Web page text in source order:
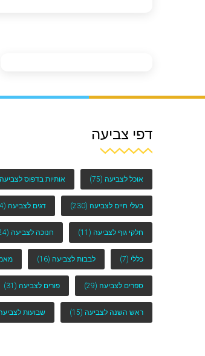
דפי צביעה
אוכל לצביעה (75) אותיות בדפוס לצביעה
בעלי חיים לצביעה (230) דגים לצביעה (14)
חלקי גוף לצביעה (11) חנוכה לצביעה (24)
כללי (7) לבבות לצביעה (16)
ספרים לצביעה (29) פורים לצביעה (31)
ראש השנה לצביעה (15) שבועות